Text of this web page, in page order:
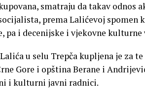
smatraju da takav odnos
prema Lalićevoj spomen
pa i decenijske i vjekovne
u selu Trepča kupljena je za
Gore i opština Berane i
i kulturni javni radnici.